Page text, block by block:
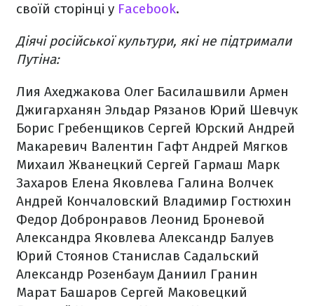
своїй сторінці у Facebook.
Діячі російської культури, які не підтримали
Путіна:
Лия Ахеджакова Олег Басилашвили Армен
Джигарханян Эльдар Рязанов Юрий Шевчук
Борис Гребенщиков Сергей Юрский Андрей
Макаревич Валентин ГафтАндрей Мягков
Михаил Жванецкий Сергей Гармаш Марк
Захаров Елена Яковлева Галина Волчек
Андрей Кончаловский Владимир Гостюхин
Федор Добронравов Леонид Броневой
Александра Яковлева Александр Балуев
Юрий Стоянов Станислав Садальский
Александр Розенбаум Даниил Гранин
Марат Башаров Сергей Маковецкий